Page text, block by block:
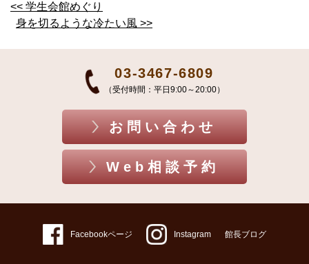
<< 学生会館めぐり
身を切るような冷たい風 >>
03-3467-6809
（受付時間：平日9:00～20:00）
お問い合わせ
Web相談予約
Facebookページ Instagram 館長ブログ